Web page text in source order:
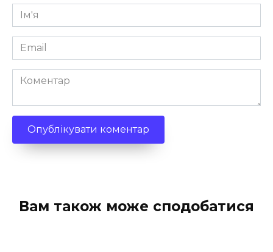
Ім'я
*
Email
*
Коментар
Вам також може сподобатися